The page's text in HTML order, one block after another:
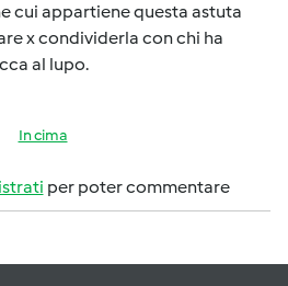
cui appartiene questa astuta
x condividerla con chi ha
al lupo.
In cima
per poter commentare